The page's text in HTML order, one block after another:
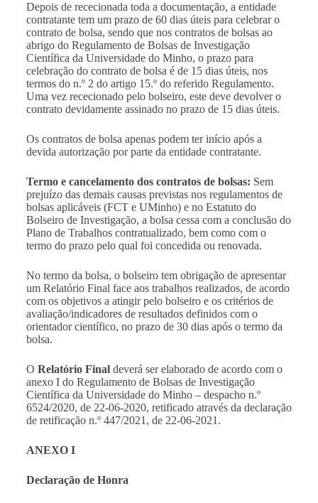
Depois de rececionada toda a documentação, a entidade
contratante tem um prazo de 60 dias úteis para celebrar o
contrato de bolsa, sendo que nos contratos de bolsas ao
abrigo do Regulamento de Bolsas de Investigação
Científica da Universidade do Minho, o prazo para
celebração do contrato de bolsa é de 15 dias úteis, nos
termos do n.º 2 do artigo 15.º do referido Regulamento.
Uma vez rececionado pelo bolseiro, este deve devolver o
contrato devidamente assinado no prazo de 15 dias úteis.
Os contratos de bolsa apenas podem ter início após a
devida autorização por parte da entidade contratante.
Termo e cancelamento dos contratos de bolsas: Sem
prejuízo das demais causas previstas nos regulamentos de
bolsas aplicáveis (FCT e UMinho) e no Estatuto do
Bolseiro de Investigação, a bolsa cessa com a conclusão do
Plano de Trabalhos contratualizado, bem como com o
termo do prazo pelo qual foi concedida ou renovada.
No termo da bolsa, o bolseiro tem obrigação de apresentar
um Relatório Final face aos trabalhos realizados, de acordo
com os objetivos a atingir pelo bolseiro e os critérios de
avaliação/indicadores de resultados definidos com o
orientador científico, no prazo de 30 dias após o termo da
bolsa.
O Relatório Finaldeverá ser elaborado de acordo com o
anexo I do Regulamento de Bolsas de Investigação
Científica da Universidade do Minho – despacho n.º
6524/2020, de 22-06-2020, retificado através da declaração
de retificação n.º 447/2021, de 22-06-2021.
ANEXO I
Declaração de Honra